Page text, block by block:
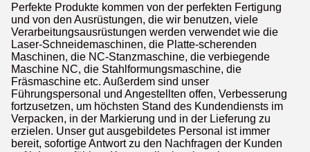
Perfekte Produkte kommen von der perfekten Fertigung
und von den Ausrüstungen, die wir benutzen, viele
Verarbeitungsausrüstungen werden verwendet wie die
Laser-Schneidemaschinen, die Platte-scherenden
Maschinen, die NC-Stanzmaschine, die verbiegende
Maschine NC, die Stahlformungsmaschine, die
Fräsmaschine etc. Außerdem sind unser
Führungspersonal und Angestellten offen, Verbesserung
fortzusetzen, um höchsten Stand des Kundendiensts im
Verpacken, in der Markierung und in der Lieferung zu
erzielen. Unser gut ausgebildetes Personal ist immer
bereit, sofortige Antwort zu den Nachfragen der Kunden